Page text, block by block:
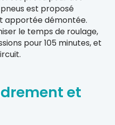
est proposé
apportée démontée.
le temps de roulage,
pour 105 minutes, et
et